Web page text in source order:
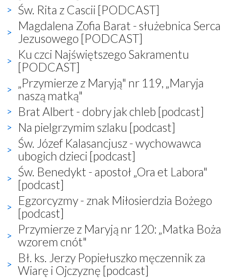
Św. Rita z Cascii [PODCAST]
Magdalena Zofia Barat - służebnica Serca
Jezusowego [PODCAST]
Ku czci Najświętszego Sakramentu
[PODCAST]
„Przymierze z Maryją" nr 119, „Maryja
naszą matką"
Brat Albert - dobry jak chleb [podcast]
Na pielgrzymim szlaku [podcast]
Św. Józef Kalasancjusz - wychowawca
ubogich dzieci [podcast]
Św. Benedykt - apostoł „Ora et Labora"
[podcast]
Egzorcyzmy - znak Miłosierdzia Bożego
[podcast]
Przymierze z Maryją nr 120: „Matka Boża
wzorem cnót"
Bł. ks. Jerzy Popiełuszko męczennik za
Wiarę i Ojczyznę [podcast]